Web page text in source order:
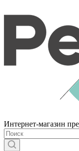
Интернет-магазин